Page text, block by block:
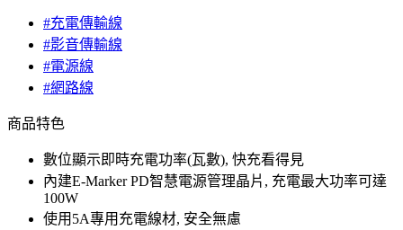
#充電傳輸線
#影音傳輸線
#電源線
#網路線
商品特色
數位顯示即時充電功率(瓦數), 快充看得見
內建E-Marker PD智慧電源管理晶片, 充電最大功率可達
100W
使用5A專用充電線材, 安全無慮